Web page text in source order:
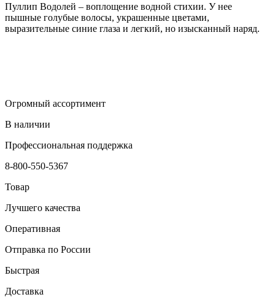
Пуллип Водолей – воплощение водной стихии. У нее
пышные голубые волосы, украшенные цветами,
выразительные синие глаза и легкий, но изысканный наряд.
Огромный ассортимент
В наличии
Профессиональная поддержка
8-800-550-5367
Товар
Лучшего качества
Оперативная
Отправка по России
Быстрая
Доставка